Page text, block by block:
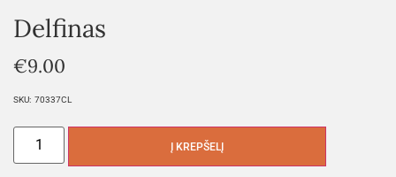
Delfinas
€9.00
SKU: 70337CL
Į KREPŠELĮ